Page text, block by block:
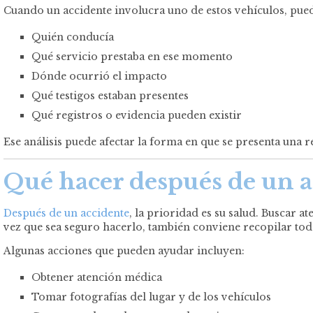
Cuando un accidente involucra uno de estos vehículos,
Quién conducía
Qué servicio prestaba en ese momento
Dónde ocurrió el impacto
Qué testigos estaban presentes
Qué registros o evidencia pueden existir
Ese análisis puede afectar la forma en que se presenta una
Qué hacer después de un
Después de un accidente, la prioridad es su salud. Buscar
vez que sea seguro hacerlo, también conviene recopilar
Algunas acciones que pueden ayudar incluyen:
Obtener atención médica
Tomar fotografías del lugar y de los vehículos